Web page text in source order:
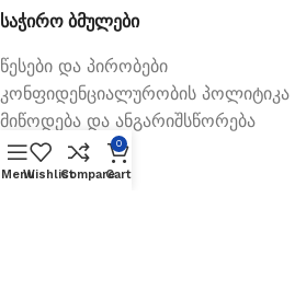
საჭირო ბმულები
წესები და პირობები
კონფიდენციალურობის პოლიტიკა
მიწოდება და ანგარიშსწორება
MenuWishlistCompare
0
Cart